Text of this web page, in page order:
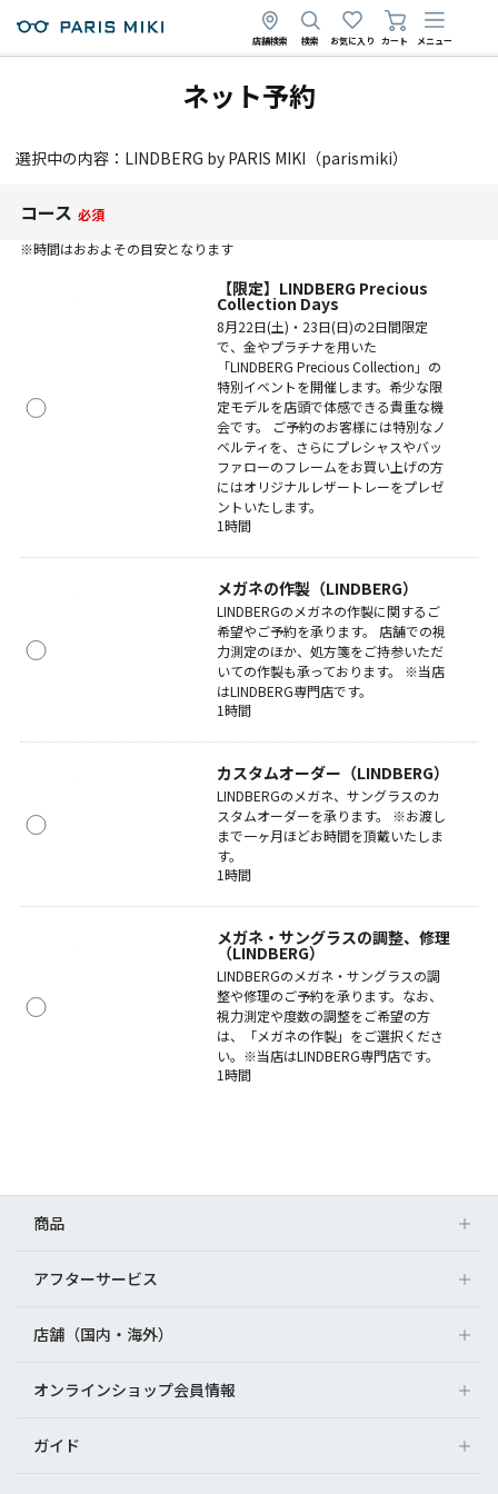
店舗検索 検索 お気に入り カート メニュー
ネット予約
選択中の内容：LINDBERG by PARIS MIKI（parismiki）
コース 必須
※時間はおおよその目安となります
【限定】LINDBERG Precious
Collection Days
8月22日(土)・23日(日)の2日間限定
で、金やプラチナを用いた
「LINDBERG Precious Collection」の
特別イベントを開催します。希少な限
定モデルを店頭で体感できる貴重な機
会です。 ご予約のお客様には特別なノ
ベルティを、さらにプレシャスやバッ
ファローのフレームをお買い上げの方
にはオリジナルレザートレーをプレゼ
ントいたします。
1時間
メガネの作製（LINDBERG）
LINDBERGのメガネの作製に関するご
希望やご予約を承ります。 店舗での視
力測定のほか、処方箋をご持参いただ
いての作製も承っております。 ※当店
はLINDBERG専門店です。
1時間
カスタムオーダー（LINDBERG）
LINDBERGのメガネ、サングラスのカ
スタムオーダーを承ります。 ※お渡し
まで一ヶ月ほどお時間を頂戴いたしま
す。
1時間
メガネ・サングラスの調整、修理
（LINDBERG）
LINDBERGのメガネ・サングラスの調
整や修理のご予約を承ります。なお、
視力測定や度数の調整をご希望の方
は、「メガネの作製」をご選択くださ
い。※当店はLINDBERG専門店です。
1時間
商品
アフターサービス
店舗（国内・海外）
オンラインショップ会員情報
ガイド